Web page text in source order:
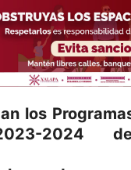
los
2024